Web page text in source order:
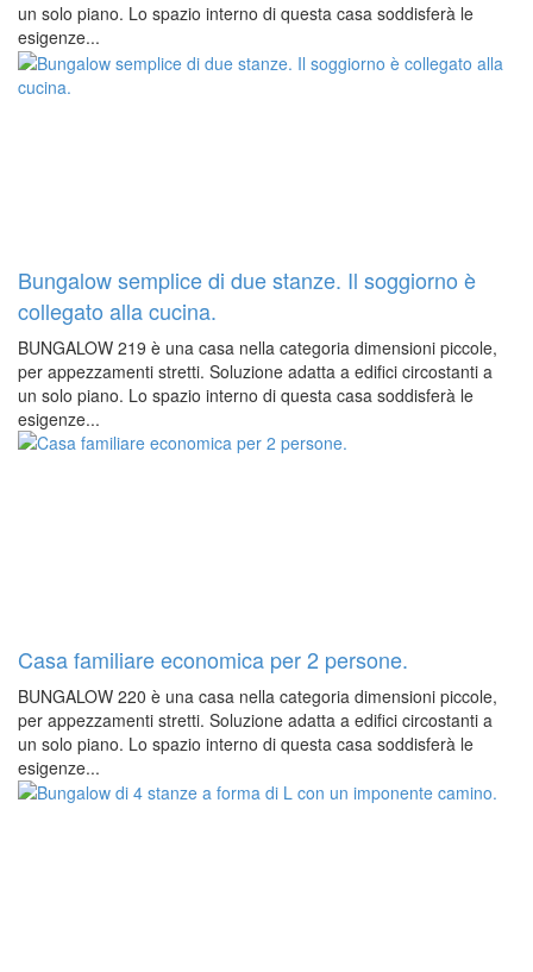
un solo piano. Lo spazio interno di questa casa soddisferà le
esigenze...
Bungalow semplice di due stanze. Il soggiorno è
collegato alla cucina.
BUNGALOW 219 è una casa nella categoria dimensioni piccole,
per appezzamenti stretti. Soluzione adatta a edifici circostanti a
un solo piano. Lo spazio interno di questa casa soddisferà le
esigenze...
Casa familiare economica per 2 persone.
BUNGALOW 220 è una casa nella categoria dimensioni piccole,
per appezzamenti stretti. Soluzione adatta a edifici circostanti a
un solo piano. Lo spazio interno di questa casa soddisferà le
esigenze...